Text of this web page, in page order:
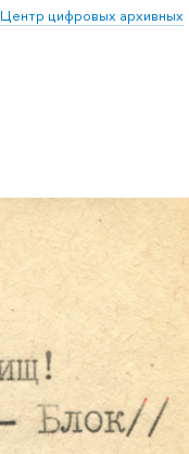
Центр цифровых архивных